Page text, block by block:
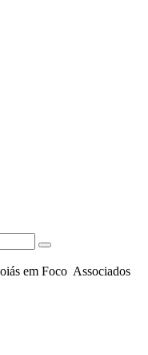
em Foco Associados